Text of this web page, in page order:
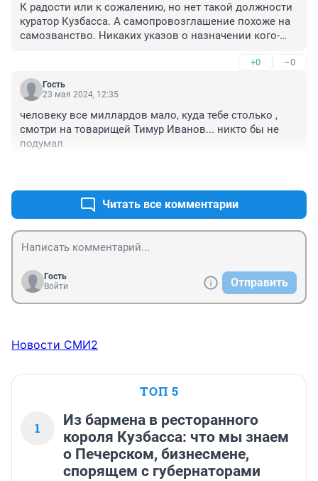
К радости или к сожалению, но нет такой должности
куратор Кузбасса. А самопровозглашение похоже на
самозванство. Никаких указов о назначении кого-
На память приходит прокуратор Иудеи). Мало дел,
вероятно, у министра энергетики на новом месте
+0 –0
Гость
23 мая 2024, 12:35
человеку все миллардов мало, куда тебе столько ,
смотри на товарищей Тимур Иванов... никто бы не
подумал
Читать все комментарии
Гость
Войти
Отправить
Новости СМИ2
ТОП 5
1
Из бармена в ресторанного
короля Кузбасса: что мы знаем
о Печерском, бизнесмене,
спорящем с губернаторами